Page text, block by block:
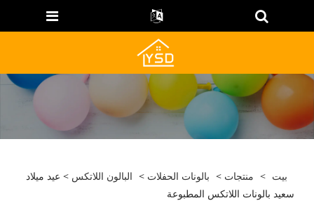
بيت > منتجات > بالونات الحفلات > البالون اللاتكس > عيد ميلاد
سعيد بالونات اللاتكس المطبوعة